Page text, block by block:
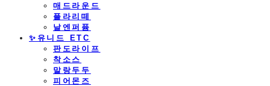
매드라운드
플라리떼
날엔퍼퓸
​✨유니드 ETC
판도라이프
착소스
말랑두두
피어몬즈